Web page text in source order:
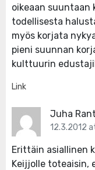
oikeaan
todellisesta
myös korjata
pieni suunnan
kulttuurin
Link
Juha
12.3.2012
Erittäin asiallinen
Keijjolle toteaisin,